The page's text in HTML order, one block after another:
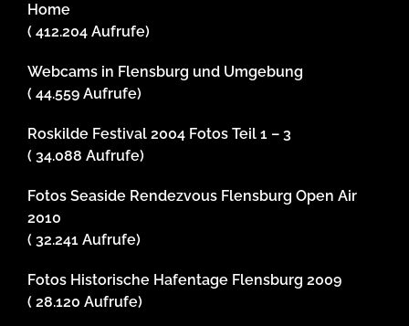
Home
( 412.204 Aufrufe)
Webcams in Flensburg und Umgebung
( 44.559 Aufrufe)
Roskilde Festival 2004 Fotos Teil 1 – 3
( 34.088 Aufrufe)
Fotos Seaside Rendezvous Flensburg Open Air
2010
( 32.241 Aufrufe)
Fotos Historische Hafentage Flensburg 2009
( 28.120 Aufrufe)